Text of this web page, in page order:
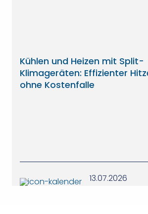
Kühlen und Heizen mit Split-
Klimageräten: Effizienter
ohne Kostenfalle
13.07.2026